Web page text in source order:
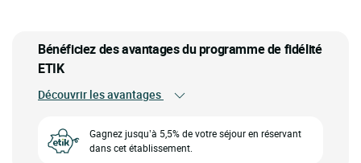
Bénéficiez des avantages du programme de fidélité
ETIK
Découvrir les avantages
Gagnez jusqu’à 5,5% de votre séjour en réservant
dans cet établissement.